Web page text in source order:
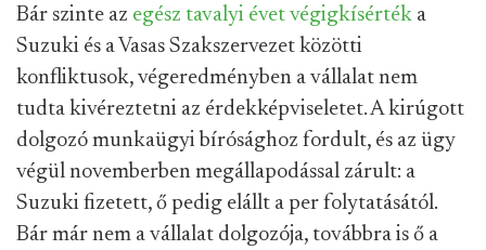
Bár szinte az egész tavalyi évet végigkísérték a
Suzuki és a Vasas Szakszervezet közötti
konfliktusok, végeredményben a vállalat nem
tudta kivéreztetni az érdekképviseletet. A kirúgott
dolgozó munkaügyi bírósághoz fordult, és az ügy
végül novemberben megállapodással zárult: a
Suzuki fizetett, ő pedig elállt a per folytatásától.
Bár már nem a vállalat dolgozója, továbbra is ő a